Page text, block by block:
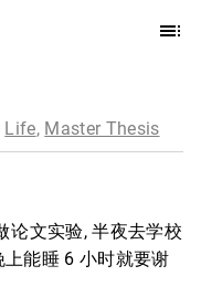
Life, Master Thesis
论文实验, 半夜去学校
能睡 6 小时就要谢